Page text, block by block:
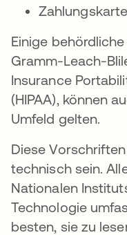
Einige
Gramm-Leach-
Insurance
(HIPAA), können
Umfeld gelten.
Diese
technisch sein.
Nationalen
Technologie
besten, sie zu